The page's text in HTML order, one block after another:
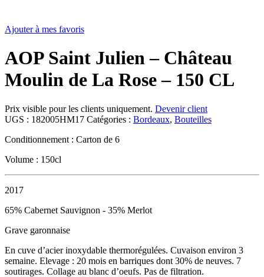
Ajouter à mes favoris
AOP Saint Julien – Château
Moulin de La Rose – 150 CL
Prix visible pour les clients uniquement. Devenir client
UGS : 182005HM17 Catégories : Bordeaux, Bouteilles
Conditionnement : Carton de 6
Volume : 150cl
2017
65% Cabernet Sauvignon - 35% Merlot
Grave garonnaise
En cuve d’acier inoxydable thermorégulées. Cuvaison environ 3
semaine. Elevage : 20 mois en barriques dont 30% de neuves. 7
soutirages. Collage au blanc d’oeufs. Pas de filtration.